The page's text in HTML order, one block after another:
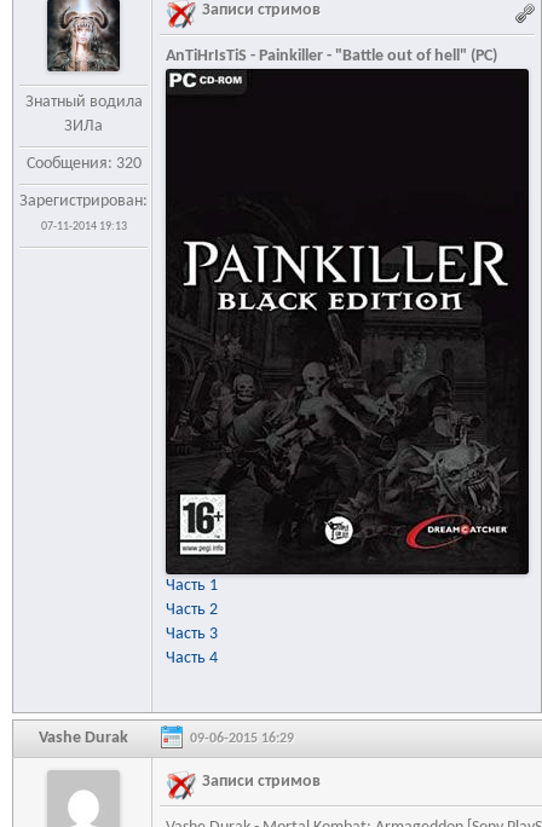
Знатный водила
ЗИЛа
Сообщения: 320
Зарегистрирован:
07-11-2014 19:13
Записи стримов
AnTiHrIsTiS - Painkiller - "Battle out of hell" (PC)
Часть 1
Часть 2
Часть 3
Часть 4
Vashe Durak 09-06-2015 16:29
Записи стримов